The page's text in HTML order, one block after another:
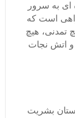
به سرور
است که
تمدنی، هیچ
و اتش نجات
بشریت